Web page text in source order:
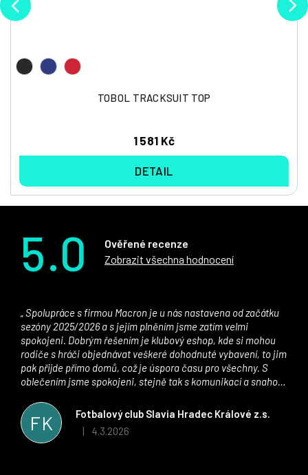
TOBOL TRACKSUIT TOP
1 581 Kč
DETAIL
5.0
Ověřené recenze
Zobrazit všechna hodnocení
FK
Fotbalový club Slavia Hradec Králové z.s.
Hodnocení obchodu je 5 z 5 hvězdiček.
| 4.3.2026
sezóny 2025/2026 a s jejím plněním jsme zatím velmi
spokojeni. Dobrým řešením je klubový eshop, kde si mohou
rodiče s hráči objednávat veškeré dohodnuté vybavení, to jim
pak přijde přímo domů, což je úspora času pro všechny. S
oblečením jsme spokojeni, stejně tak s komunikací a snahou
stran. Věříme, že v tomto duchu bude spolupráce pokračovat
i nadále, nyní už začínáme řešit i první sady dresů ;)